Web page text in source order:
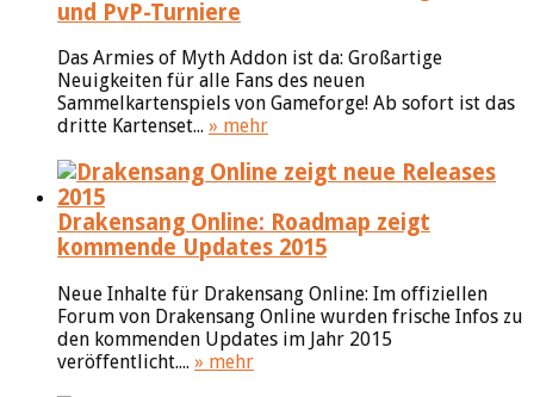
und PvP-Turniere
Das Armies of Myth Addon ist da: Großartige
Neuigkeiten für alle Fans des neuen
Sammelkartenspiels von Gameforge! Ab sofort ist das
dritte Kartenset... » mehr
Drakensang Online: Roadmap zeigt
kommende Updates 2015
Neue Inhalte für Drakensang Online: Im offiziellen
Forum von Drakensang Online wurden frische Infos zu
den kommenden Updates im Jahr 2015
veröffentlicht.... » mehr